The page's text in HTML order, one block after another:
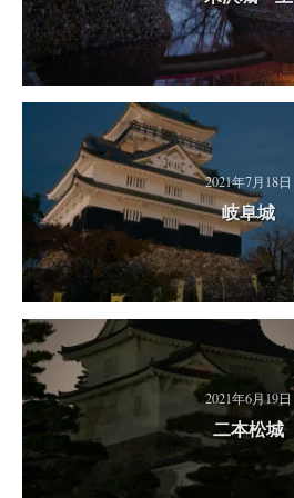
2021年7月18日
岐阜城
2021年6月19日
二本松城